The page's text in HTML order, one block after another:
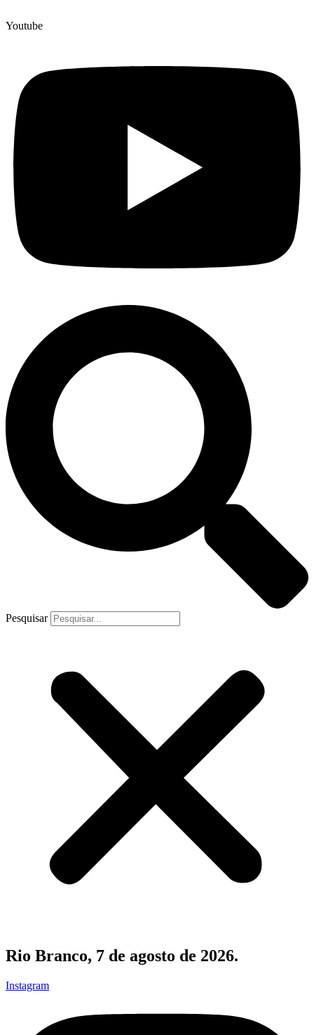
Youtube
Pesquisar
Rio Branco, 7 de agosto de 2026.
Instagram